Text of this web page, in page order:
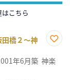
こちら
田橋２～神
に入
り登
年6月築 神楽